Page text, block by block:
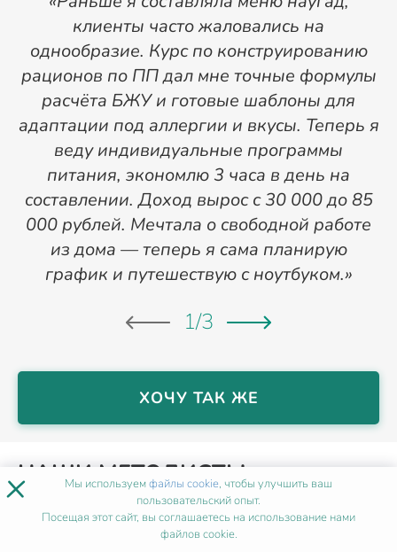
клиенты часто жаловались на
однообразие. Курс по конструированию
рационов по ПП дал мне точные формулы
расчёта БЖУ и готовые шаблоны для
адаптации под аллергии и вкусы. Теперь я
веду индивидуальные программы
питания, экономлю 3 часа в день на
составлении. Доход вырос с 30 000 до 85
000 рублей. Мечтала о свободной работе
из дома — теперь я сама планирую
график и путешествую с ноутбуком.»
1/3
ХОЧУ ТАК ЖЕ
НАШИ МЕТОДИСТЫ
× Мы используемфайлы cookie, чтобы улучшить ваш
пользовательский опыт.
Посещая этот сайт, вы соглашаетесь на использование нами
файлов cookie.